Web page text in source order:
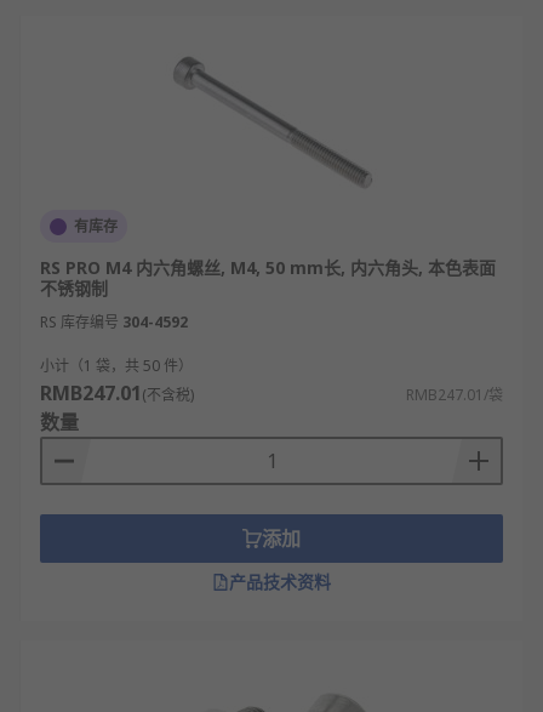
有库存
RS PRO M4 内六角螺丝, M4, 50 mm长, 内六角头, 本色表面
不锈钢制
RS 库存编号 304-4592
小计（1 袋，共 50 件）
RMB247.01(不含税) RMB247.01/袋
数量
添加
产品技术资料